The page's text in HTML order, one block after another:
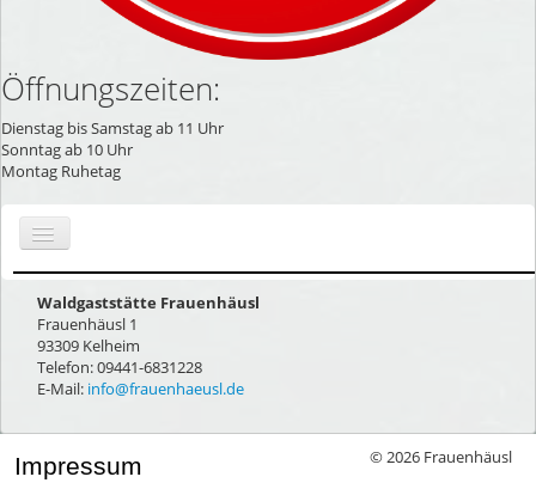
Öffnungszeiten:
Dienstag bis Samstag ab 11 Uhr
Sonntag ab 10 Uhr
Montag Ruhetag
Start
Kontakt
Anfahrt
Waldgaststätte Frauenhäusl
Frauenhäusl 1
93309 Kelheim
Telefon: 09441-6831228
E-Mail: info@frauenhaeusl.de
Impressum © 2026 Frauenhäusl